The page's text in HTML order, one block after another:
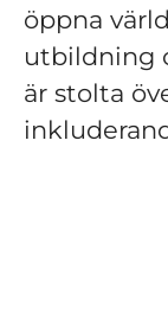
öppna
utbildning
är stolta